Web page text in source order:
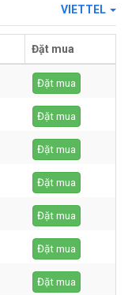
VIETTEL
Đặt mua
Đặt mua
Đặt mua
Đặt mua
Đặt mua
Đặt mua
Đặt mua
Đặt mua